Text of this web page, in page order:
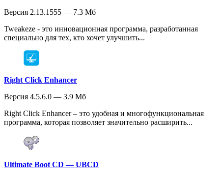
Версия 2.13.1555 — 7.3 Мб
Tweakeze - это инновационная программа, разработанная
специально для тех, кто хочет улучшить...
Right Click Enhancer
Версия 4.5.6.0 — 3.9 Мб
Right Click Enhancer – это удобная и многофункциональная
программа, которая позволяет значительно расширить...
Ultimate Boot CD — UBCD